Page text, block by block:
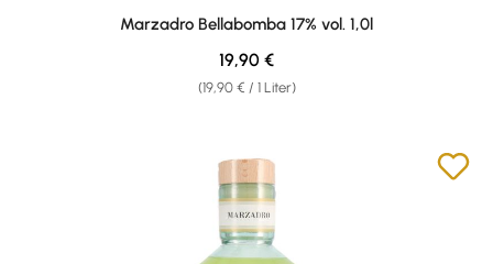
Durchschnittliche Bewertung von 4.92 von 5 Sternen
Marzadro Bellabomba 17% vol. 1,0l
(19,90 € / 1 Liter)
Regulärer Preis:
19,90 €